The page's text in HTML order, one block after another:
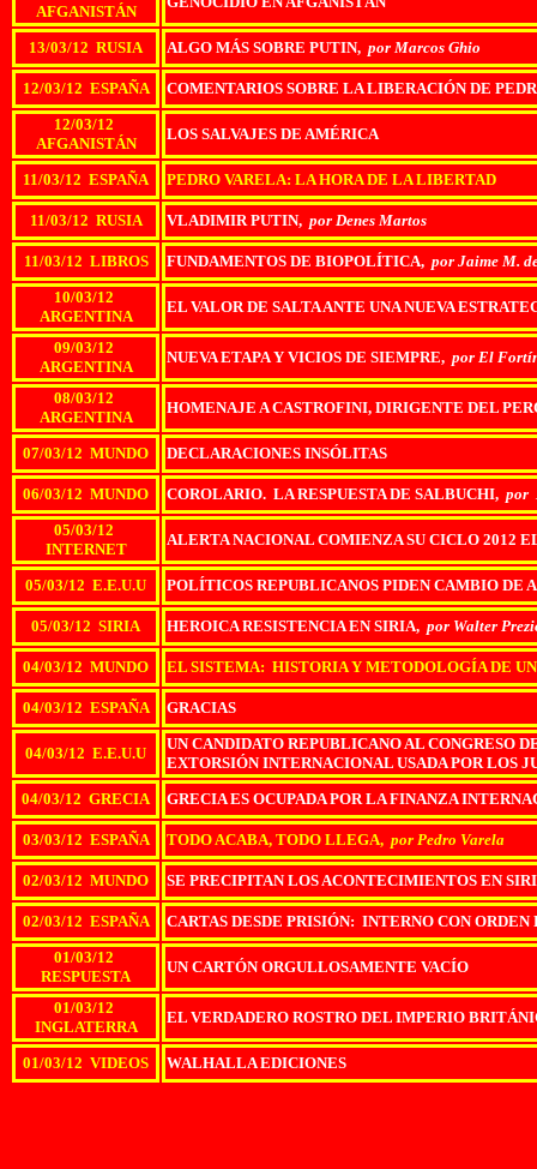
AFGANISTÁN
13/03/12 RUSIA ALGO MÁS SOBRE PUTIN, por Marcos Ghio
12/03/12 ESPAÑA
COMENTARIOS SOBRE LA LIBERACIÓN DE
12/03/12
AFGANISTÁN
LOS SALVAJES DE AMÉRICA
11/03/12 ESPAÑA PEDRO VARELA: LA HORA DE LA LIBERTAD
11/03/12 RUSIA VLADIMIR PUTIN, por Denes Martos
11/03/12 LIBROS FUNDAMENTOS DE BIOPOLÍTICA, por Jaime M.
10/03/12
ARGENTINA
EL VALOR DE SALTA ANTE UNA NUEVA
09/03/12
ARGENTINA
NUEVA ETAPA Y VICIOS DE SIEMPRE, por El
08/03/12
ARGENTINA
HOMENAJE A CASTROFINI, DIRIGENTE DEL
07/03/12 MUNDO DECLARACIONES INSÓLITAS
06/03/12 MUNDO COROLARIO. LA RESPUESTA DE SALBUCHI, por
05/03/12
INTERNET
ALERTA NACIONAL COMIENZA SU CICLO 2012
05/03/12 E.E.U.U POLÍTICOS REPUBLICANOS PIDEN CAMBIO DE
05/03/12 SIRIA HEROICA RESISTENCIA EN SIRIA, por Walter
04/03/12 MUNDO EL SISTEMA: HISTORIA Y METODOLOGÍA DE
04/03/12 ESPAÑA GRACIAS
04/03/12 E.E.U.U
UN CANDIDATO REPUBLICANO AL CONGRESO
EXTORSIÓN INTERNACIONAL USADA POR LOS
04/03/12 GRECIA
GRECIA ES OCUPADA POR LA FINANZA
03/03/12 ESPAÑA TODO ACABA, TODO LLEGA, por Pedro Varela
02/03/12 MUNDO SE PRECIPITAN LOS ACONTECIMIENTOS EN
02/03/12 ESPAÑA
CARTAS DESDE PRISIÓN: INTERNO CON
01/03/12
RESPUESTA
UN CARTÓN ORGULLOSAMENTE VACÍO
01/03/12
INGLATERRA
EL VERDADERO ROSTRO DEL IMPERIO
01/03/12 VIDEOS WALHALLA EDICIONES